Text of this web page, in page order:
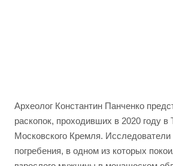
Археолог Константин Панченко
раскопок, проходивших в 2020 году в
Московского Кремля.
погребения, в одном из которых